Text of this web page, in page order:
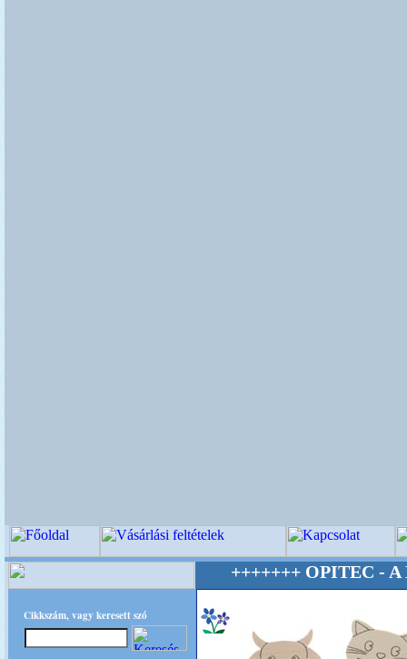
Cikkszám, vagy keresett szó
+++++++ OPITEC - A